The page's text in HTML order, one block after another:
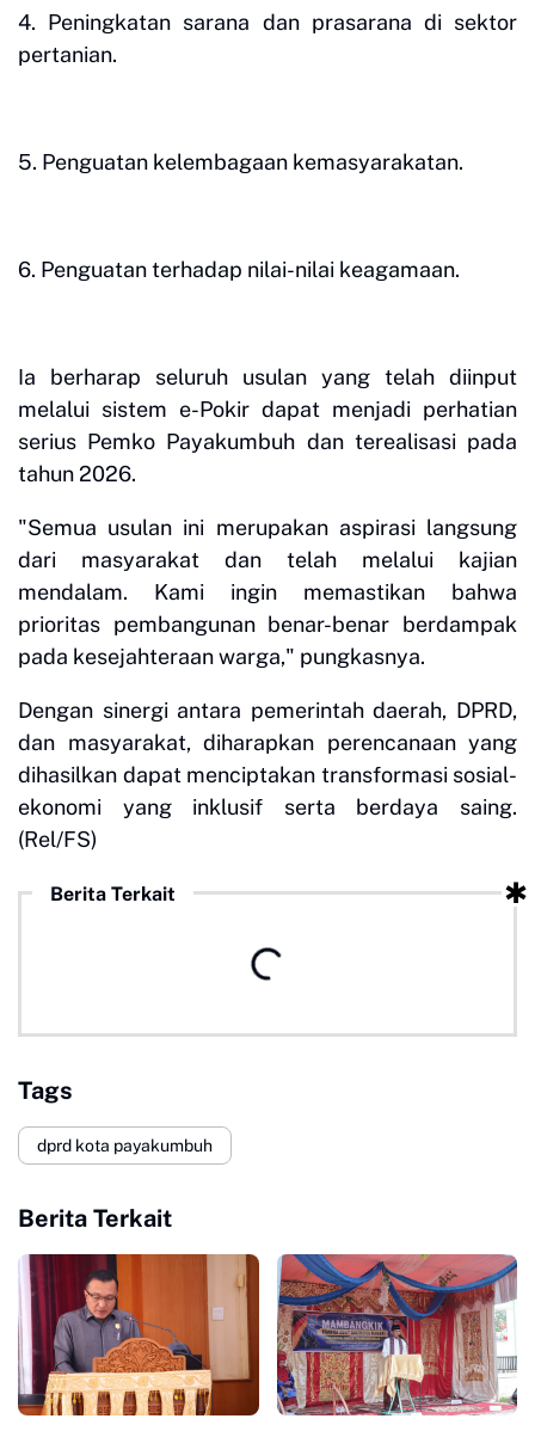
4. Peningkatan sarana dan prasarana di sektor
pertanian.
5. Penguatan kelembagaan kemasyarakatan.
6. Penguatan terhadap nilai-nilai keagamaan.
Ia berharap seluruh usulan yang telah diinput
melalui sistem e-Pokir dapat menjadi perhatian
serius Pemko Payakumbuh dan terealisasi pada
tahun 2026.
"Semua usulan ini merupakan aspirasi langsung
dari masyarakat dan telah melalui kajian
mendalam. Kami ingin memastikan bahwa
prioritas pembangunan benar-benar berdampak
pada kesejahteraan warga," pungkasnya.
Dengan sinergi antara pemerintah daerah, DPRD,
dan masyarakat, diharapkan perencanaan yang
dihasilkan dapat menciptakan transformasi sosial-
ekonomi yang inklusif serta berdaya saing.
(Rel/FS)
Berita Terkait
Tags
dprd kota payakumbuh
Berita Terkait